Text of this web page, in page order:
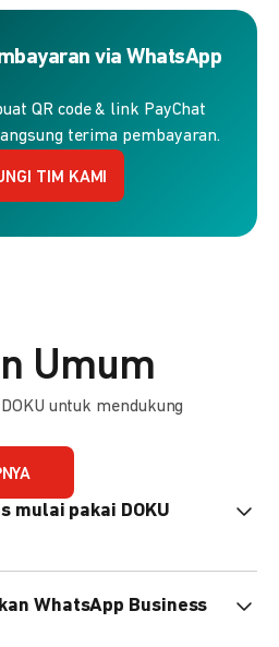
via WhatsApp
QR code & link PayChat
terima pembayaran.
TIM KAMI
Umum
untuk mendukung
mulai pakai DOKU
Bisa juga pakai nomor
dimiliki sendiri, atau dari
WhatsApp Business